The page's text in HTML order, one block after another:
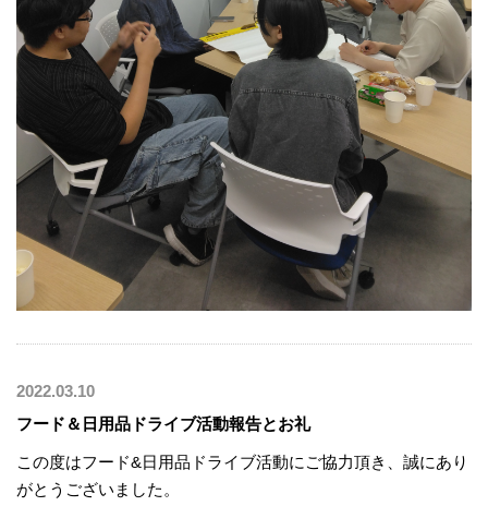
2022.03.10
フード＆日用品ドライブ活動報告とお礼
この度はフード&日用品ドライブ活動にご協力頂き、誠にあり
がとうございました。